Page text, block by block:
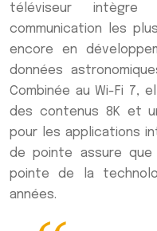
téléviseur
communication les
encore en
données
Combinée au Wi-Fi 7,
des contenus 8K et
pour les applications
de pointe assure que
pointe de la
années.